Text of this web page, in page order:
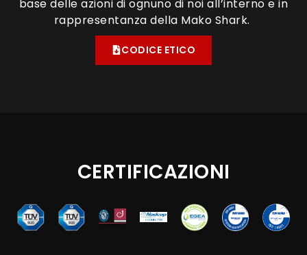
base delle azioni di ognuno di noi all’interno e in
rappresentanza della Mako Shark. ​
CODICE ETICO
CERTIFICAZIONI